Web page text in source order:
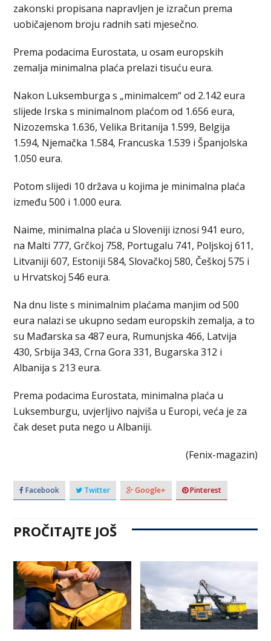
zakonski propisana napravljen je izračun prema
uobičajenom broju radnih sati mjesečno.
Prema podacima Eurostata, u osam europskih
zemalja minimalna plaća prelazi tisuću eura.
Nakon Luksemburga s „minimalcem“ od 2.142 eura
slijede Irska s minimalnom plaćom od 1.656 eura,
Nizozemska 1.636, Velika Britanija 1.599, Belgija
1.594, Njemačka 1.584, Francuska 1.539 i Španjolska
1.050 eura.
Potom slijedi 10 država u kojima je minimalna plaća
između 500 i 1.000 eura.
Naime, minimalna plaća u Sloveniji iznosi 941 euro,
na Malti 777, Grčkoj 758, Portugalu 741, Poljskoj 611,
Litvaniji 607, Estoniji 584, Slovačkoj 580, Češkoj 575 i
u Hrvatskoj 546 eura.
Na dnu liste s minimalnim plaćama manjim od 500
eura nalazi se ukupno sedam europskih zemalja, a to
su Mađarska sa 487 eura, Rumunjska 466, Latvija
430, Srbija 343, Crna Gora 331, Bugarska 312 i
Albanija s 213 eura.
Prema podacima Eurostata, minimalna plaća u
Luksemburgu, uvjerljivo najviša u Europi, veća je za
čak deset puta nego u Albaniji.
(Fenix-magazin)
Facebook Twitter Google+ Pinterest
PROČITAJTE JOŠ